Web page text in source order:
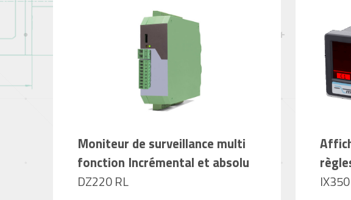
Moniteur de surveillance multi
fonction Incrémental et absolu
DZ220 RL